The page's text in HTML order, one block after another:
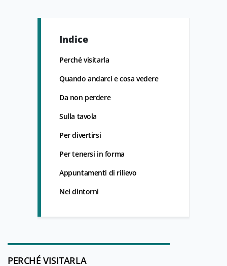
Indice
Perché visitarla
Quando andarci e cosa vedere
Da non perdere
Sulla tavola
Per divertirsi
Per tenersi in forma
Appuntamenti di rilievo
Nei dintorni
PERCHÉ VISITARLA